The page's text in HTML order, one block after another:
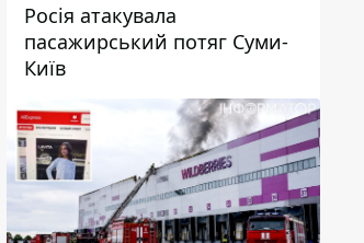
Росія атакувала
пасажирський потяг Суми-
Київ